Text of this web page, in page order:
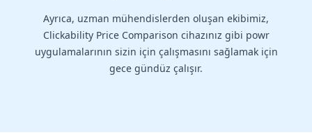
Ayrıca, uzman mühendislerden oluşan ekibimiz,
Clickability Price Comparison cihazınız gibi powr
uygulamalarının sizin için çalışmasını sağlamak için
gece gündüz çalışır.